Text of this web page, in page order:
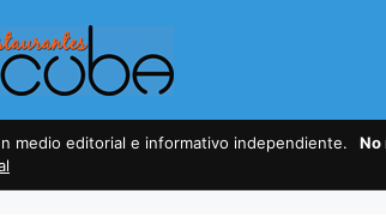
medio editorial e informativo independiente.
No